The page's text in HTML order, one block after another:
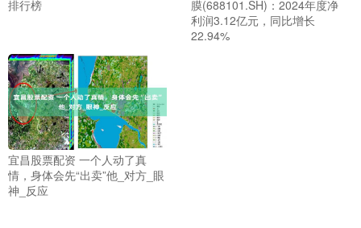
排行榜
膜(688101.SH)：2024年度净
利润3.12亿元，同比增长
22.94%
宜昌股票配资 一个人动了真
情，身体会先“出卖”他_对方_眼
神_反应